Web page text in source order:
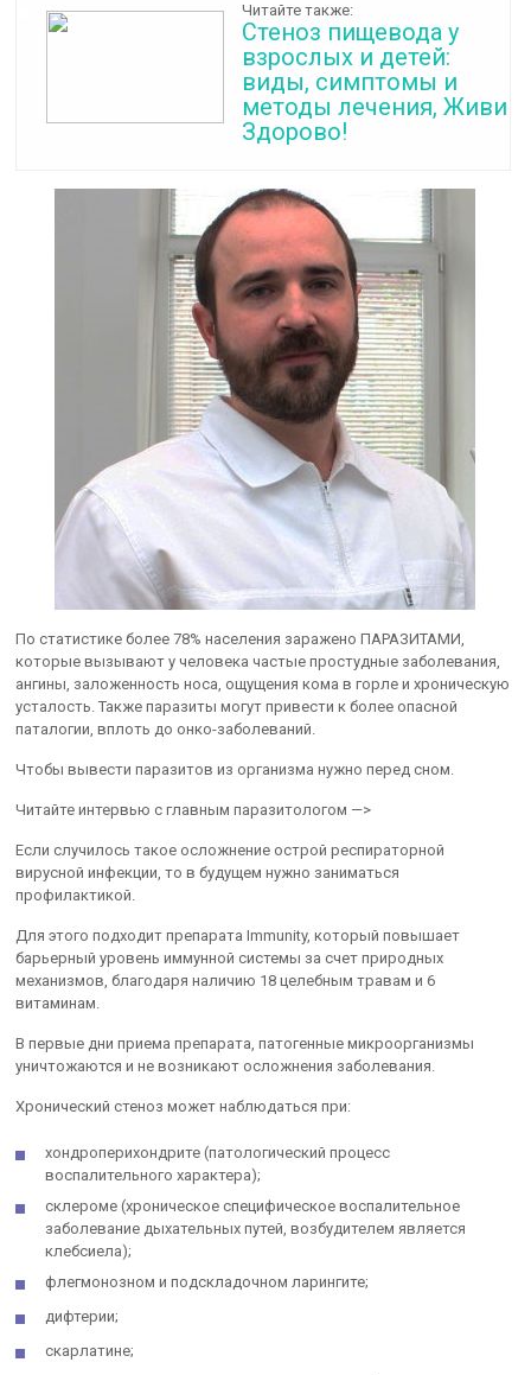
Читайте также:
Стеноз пищевода у
взрослых и детей:
виды, симптомы и
методы лечения, Живи
Здорово!
По статистике более 78% населения заражено ПАРАЗИТАМИ,
которые вызывают у человека частые простудные заболевания,
ангины, заложенность носа, ощущения кома в горле и хроническую
усталость. Также паразиты могут привести к более опасной
паталогии, вплоть до онко-заболеваний.
Чтобы вывести паразитов из организма нужно перед сном.
Читайте интервью с главным паразитологом —>
Если случилось такое осложнение острой респираторной
вирусной инфекции, то в будущем нужно заниматься
профилактикой.
Для этого подходит препарата Immunity, который повышает
барьерный уровень иммунной системы за счет природных
механизмов, благодаря наличию 18 целебным травам и 6
витаминам.
В первые дни приема препарата, патогенные микроорганизмы
уничтожаются и не возникают осложнения заболевания.
Хронический стеноз может наблюдаться при:
хондроперихондрите (патологический процесс
воспалительного характера);
склероме (хроническое специфическое воспалительное
заболевание дыхательных путей, возбудителем является
клебсиела);
флегмонозном и подскладочном ларингите;
дифтерии;
скарлатине;